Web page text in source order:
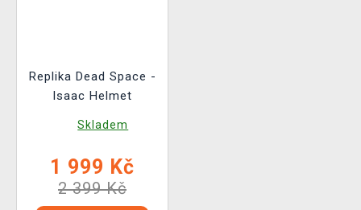
Replika Dead Space -
Isaac Helmet
Skladem
1 999 Kč
2 399 Kč